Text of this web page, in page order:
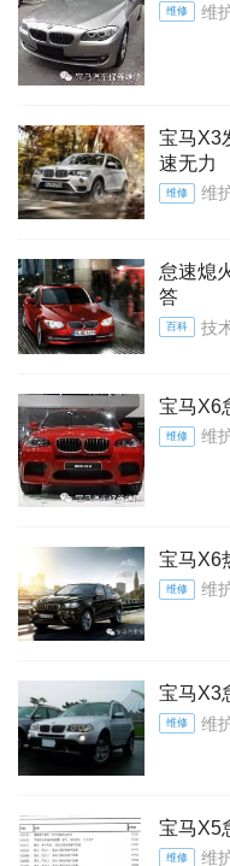
维修 维
宝马X3
速无力
维修 维
怠速熄
答
百科 技
宝马X6
维修 维
宝马X6
维修 维
宝马X3
维修 维
宝马X5
维修 维